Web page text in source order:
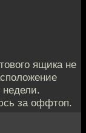
ящика не
недели.
за оффтоп.